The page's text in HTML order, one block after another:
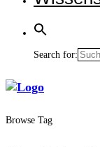
Search for:
Browse Tag